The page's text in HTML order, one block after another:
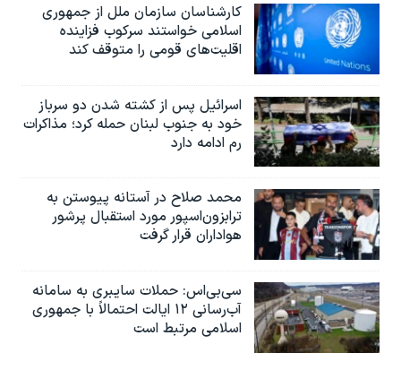
کارشناسان سازمان ملل از جمهوری
اسلامی خواستند سرکوب فزاینده
اقلیت‌های قومی را متوقف کند
اسرائیل پس از کشته شدن دو سرباز
خود به جنوب لبنان حمله کرد؛ مذاکرات
رم ادامه دارد
محمد صلاح در آستانه پیوستن به
ترابزون‌اسپور مورد استقبال پرشور
هواداران قرار گرفت
سی‌بی‌اس: حملات سایبری به سامانه
آب‌رسانی ۱۲ ایالت احتمالاً با جمهوری
اسلامی مرتبط است